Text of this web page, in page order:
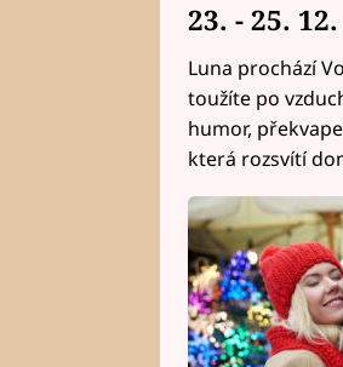
23. - 25.
Luna prochází
toužíte po
humor,
která rozsvítí